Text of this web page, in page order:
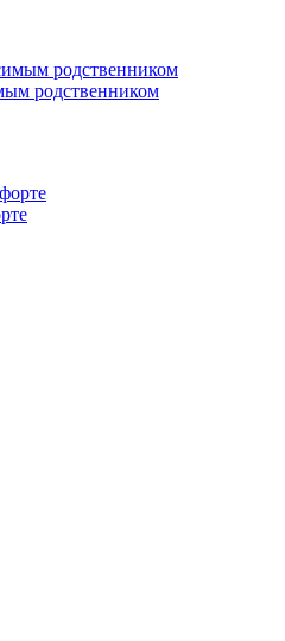
родственником